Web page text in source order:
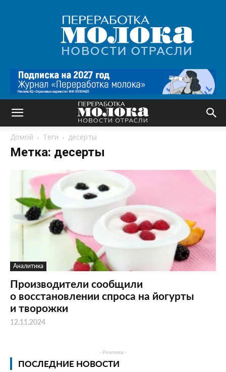
Переработка
молока
|
Новости
Домой Теги десерты
Метка: десерты
Аналитика
Производители сообщили
о восстановлении спроса на йогурты
и творожки
12.11.2024
- Реклама -
ПОСЛЕДНИЕ НОВОСТИ